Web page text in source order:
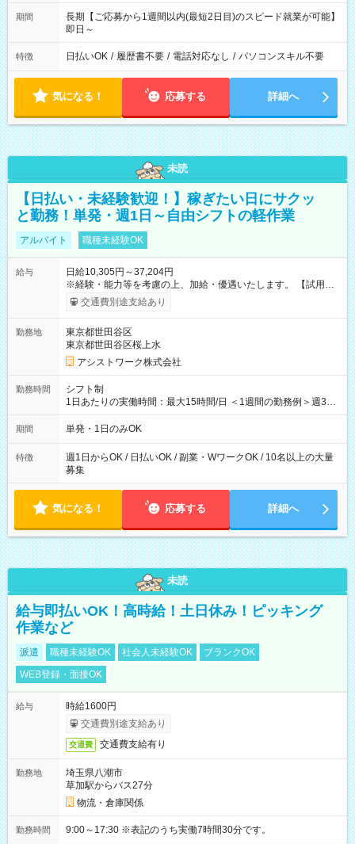
期間
長期【ご応募から1週間以内(最短2日目)のスピード就業が可能】
即日～
特徴 日払いOK / 履歴書不要 / 電話対応なし / パソコンスキル不要
気になる！ 応募する 詳細へ
未読
【日払い・未経験歓迎！】稼ぎたい日にサクッ
と勤務！単発・週1日～自由シフトの軽作業
アルバイト 職種未経験OK
給与
日給10,305円～37,204円
※経験・能力等を考慮の上、加給・優遇いたします。 【試用期
間】試用期間なし
交通費別途支給あり
勤務地
東京都世田谷区
東京都世田谷区桜上水
アシストワーク株式会社
勤務時間
シフト制
1日あたりの実働時間：最大15時間/日 ＜1週間の勤務例＞週3回
勤務 勤務：月・水・金 休み：火・木・土・日 好きな時にお仕事
可能です！ ※1日あたりの最大実働時間は日勤、夜勤共に勤務し
期間 単発・1日のみOK
特徴
週1日からOK / 日払いOK / 副業・WワークOK / 10名以上の大量
募集
気になる！ 応募する 詳細へ
未読
給与即払いOK！高時給！土日休み！ピッキング
作業など
派遣 職種未経験OK 社会人未経験OK
ブランクOK
WEB登録・面接OK
給与
時給1600円
交通費別途支給あり
交通費 交通費支給有り
勤務地
埼玉県八潮市
草加駅からバス27分
物流・倉庫関係
勤務時間 9:00～17:30 ※表記のうち実働7時間30分です。